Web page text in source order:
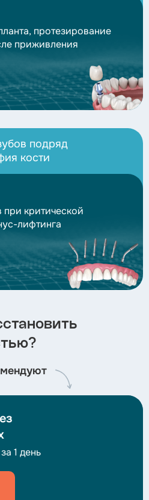
протезирование
приживления
подряд
кости
при критической
лифтинга
1 день